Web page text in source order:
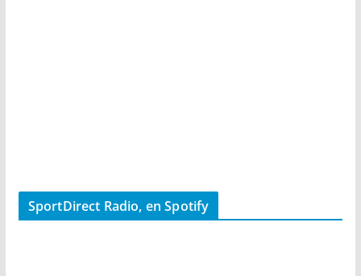
SportDirect Radio, en Spotify